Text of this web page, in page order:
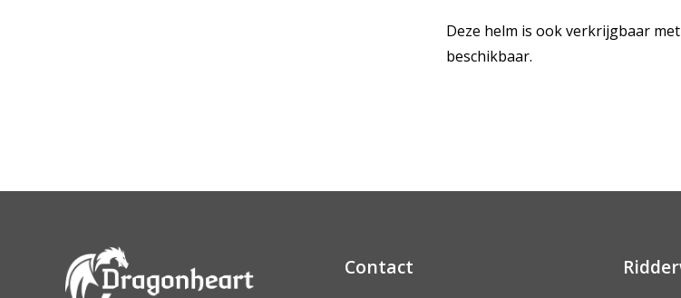
Deze helm is ook verkrijgbaar
beschikbaar.
Contact